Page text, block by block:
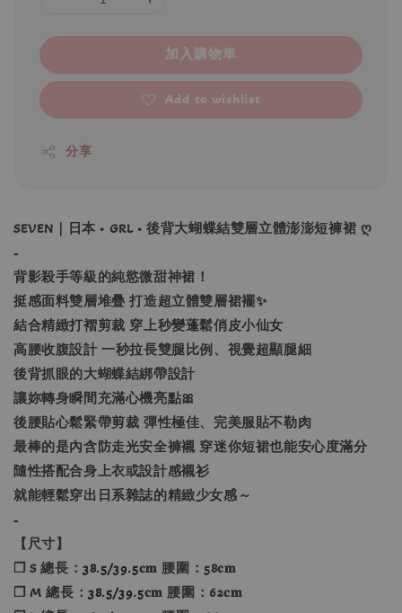
加入購物車
Add to wishlist
分享
SEVEN｜日本 • GRL • 後背大蝴蝶結雙層立體澎澎短褲裙 ღ
-
背影殺手等級的純慾微甜神裙！
挺感面料雙層堆疊 打造超立體雙層裙襬✨
結合精緻打褶剪裁 穿上秒變蓬鬆俏皮小仙女
高腰收腹設計 一秒拉長雙腿比例、視覺超顯腿細
後背抓眼的大蝴蝶結綁帶設計
讓妳轉身瞬間充滿心機亮點🎀
後腰貼心鬆緊帶剪裁 彈性極佳、完美服貼不勒肉
最棒的是內含防走光安全褲襯 穿迷你短裙也能安心度滿分
隨性搭配合身上衣或設計感襯衫
就能輕鬆穿出日系雜誌的精緻少女感～
-
【尺寸】
❐ S 總長：38.5/39.5𝐜𝐦 腰圍：58𝐜𝐦
❐ M 總長：38.5/39.5𝐜𝐦 腰圍：62𝐜𝐦